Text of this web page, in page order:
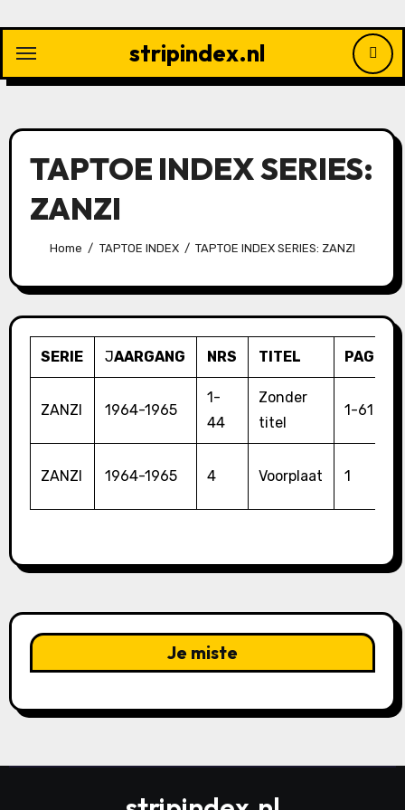
inhoud
stripindex.nl
TAPTOE INDEX SERIES:
ZANZI
Home TAPTOE INDEX TAPTOE INDEX SERIES: ZANZI
SERIE JAARGANG NRS TITEL PAG.
ZANZI 1964-1965
1-
44
Zonder
titel
1-61
ZANZI 1964-1965 4 Voorplaat 1
Je miste